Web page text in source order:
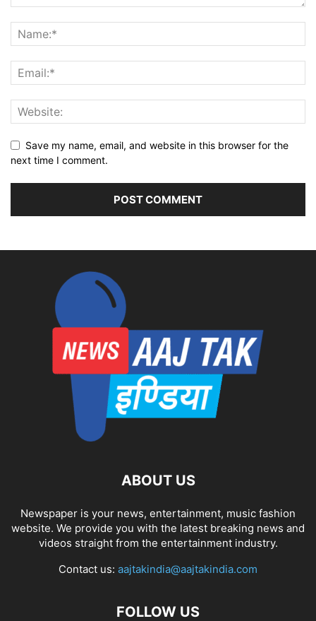
Save my name, email, and website in this browser for the
next time I comment.
ABOUT US
Newspaper is your news, entertainment, music fashion
website. We provide you with the latest breaking news and
videos straight from the entertainment industry.
Contact us: aajtakindia@aajtakindia.com
FOLLOW US